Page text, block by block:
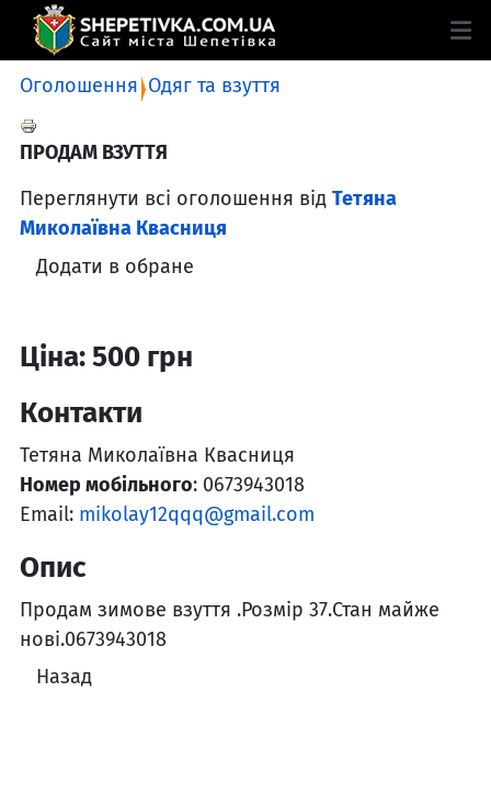
Оголошення Одяг та взуття
ПРОДАМ ВЗУТТЯ
Переглянути всі оголошення від Тетяна
Миколаївна Квасниця
Додати в обране
Ціна: 500 грн
Контакти
Тетяна Миколаївна Квасниця
Номер мобільного: 0673943018
Email: mikolay12qqq@gmail.com
Опис
Продам зимове взуття .Розмір 37.Стан майже
нові.0673943018
Назад